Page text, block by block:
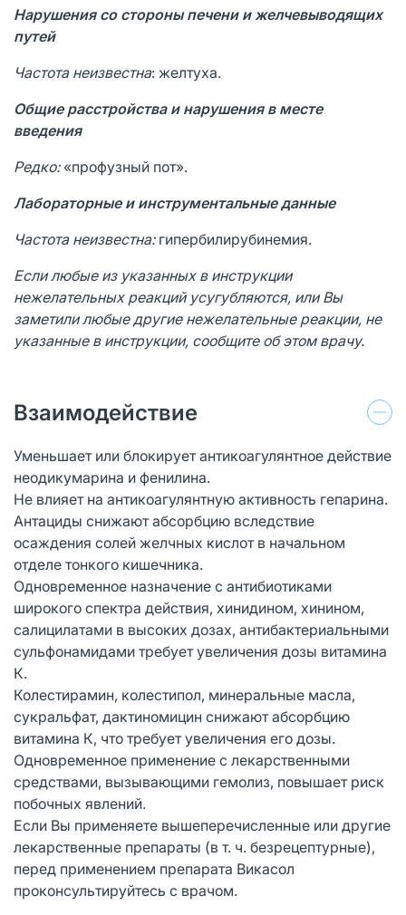
Нарушения со стороны печени и желчевыводящих
путей
Частота неизвестна: желтуха.
Общие расстройства и нарушения в месте
введения
Редко: «профузный пот».
Лабораторные и инструментальные данные
Частота неизвестна:гипербилирубинемия.
Если любые из указанных в инструкции
нежелательных реакций усугубляются, или Вы
заметили любые другие нежелательные реакции, не
указанные в инструкции, сообщите об этом врачу.
Взаимодействие
Уменьшает или блокирует антикоагулянтное действие
неодикумарина и фенилина.
Не влияет на антикоагулянтную активность гепарина.
Антациды снижают абсорбцию вследствие
осаждения солей желчных кислот в начальном
отделе тонкого кишечника.
Одновременное назначение с антибиотиками
широкого спектра действия, хинидином, хинином,
салицилатами в высоких дозах, антибактериальными
сульфонамидами требует увеличения дозы витамина
К.
Колестирамин, колестипол, минеральные масла,
сукральфат, дактиномицин снижают абсорбцию
витамина К, что требует увеличения его дозы.
Одновременное применение с лекарственными
средствами, вызывающими гемолиз, повышает риск
побочных явлений.
Если Вы применяете вышеперечисленные или другие
лекарственные препараты (в т. ч. безрецептурные),
перед применением препарата Викасол
проконсультируйтесь с врачом.